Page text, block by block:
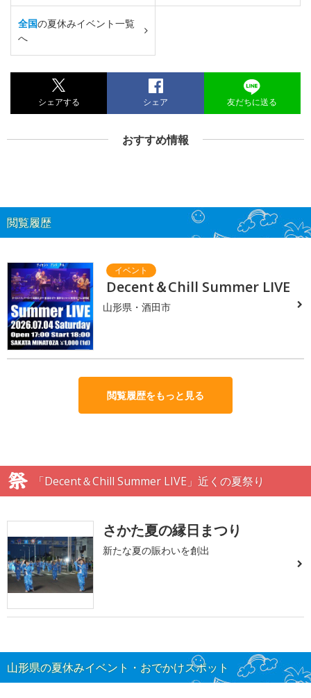
全国の夏休みイベント一覧
へ
シェアする シェア 友だちに送る
おすすめ情報
閲覧履歴
Decent＆Chill Summer LIVE
山形県・酒田市
閲覧履歴をもっと見る
「Decent＆Chill Summer LIVE」近くの夏祭り
さかた夏の縁日まつり
新たな夏の賑わいを創出
山形県の夏休みイベント・おでかけスポット